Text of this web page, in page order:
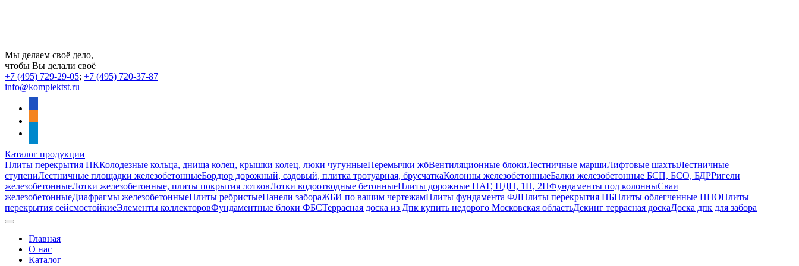
Мы делаем своё дело,
чтобы Вы делали своё
+7 (495) 729-29-05; +7 (495) 720-37-87
info@komplektst.ru
Каталог продукции
Плиты перекрытия ПККолодезные кольца, днища колец, крышки колец, люки чугунныеПеремычки жбВентиляционные блокиЛестничные маршиЛифтовые шахтыЛестничные
ступениЛестничные площадки железобетонныеБордюр дорожный, садовый, плитка тротуарная, брусчаткаКолонны железобетонныеБалки железобетонные БСП, БСО, БДРРигели
железобетонныеЛотки железобетонные, плиты покрытия лотковЛотки водоотводные бетонныеПлиты дорожные ПАГ, ПДН, 1П, 2ПФундаменты под колонныСваи
железобетонныеДиафрагмы железобетонныеПлиты ребристыеПанели забораЖБИ по вашим чертежамПлиты фундамента ФЛПлиты перекрытия ПБПлиты облегченные ПНОПлиты
перекрытия сейсмостойкиеЭлементы коллекторовФундаментные блоки ФБСТеррасная доска из Дпк купить недорого Московская областьДекинг террасная доскаДоска дпк для забора
Главная
О нас
Каталог